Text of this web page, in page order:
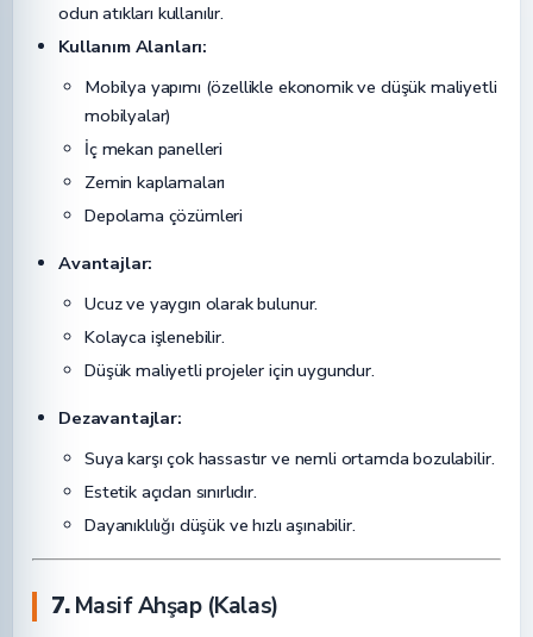
odun atıkları kullanılır.
Kullanım Alanları:
Mobilya yapımı (özellikle ekonomik ve düşük maliyetli
mobilyalar)
İç mekan panelleri
Zemin kaplamaları
Depolama çözümleri
Avantajlar:
Ucuz ve yaygın olarak bulunur.
Kolayca işlenebilir.
Düşük maliyetli projeler için uygundur.
Dezavantajlar:
Suya karşı çok hassastır ve nemli ortamda bozulabilir.
Estetik açıdan sınırlıdır.
Dayanıklılığı düşük ve hızlı aşınabilir.
7.Masif Ahşap (Kalas)